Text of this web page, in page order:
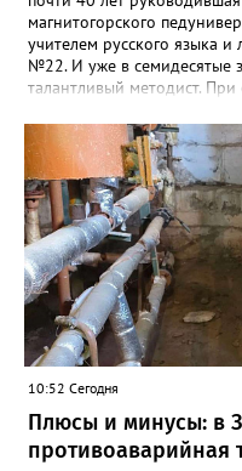
магнитогорского
учителем русского языка и
№22. И уже в семидесятые
талантливый методист.
«Благодаря её мудрому
сильный педагогический
ценностями и любовью к
Ивановна навсегда
руководителем, но и
говорится в сообществе
соболезнования семье
Златоуста Олег
важнейших документах
людях: в тех учителях,
учениках, которых она
«Отличник народного
доблестный труд», Галина
награды и документы, но и
школы, который
в некрологе.
10:52 Сегодня
Плюсы и минусы: в
противоаварийная